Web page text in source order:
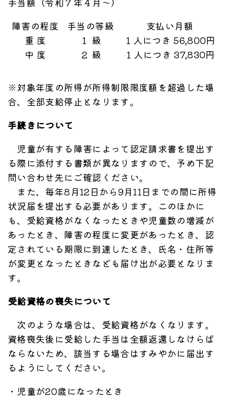
障害の程度
手当の等級
支払い月額
重 度
１ 級
１人につき 56,800円
中 度
２ 級 １人につき 37,830円
※対象年度の所得が所得制限限度額を超過した場
合、全部支給停止となります。
手続きについて
児童が有する障害によって認定請求書を提出す
る際に添付する書類が異なりますので、予め下記
問い合わせ先にご確認ください。
また、毎年8月12日から9月11日までの間に所得
状況届を提出する必要があります。このほかに
も、受給資格がなくなったときや児童数の増減が
あったとき、障害の程度に変更があったとき、認
定されている期限に到達したとき、氏名・住所等
が変更となったときなども届け出が必要となりま
す。
受給資格の喪失について
次のような場合は、受給資格がなくなります。
資格喪失後に受給した手当は全額返還しなけらば
ならないため、該当する場合はすみやかに届出す
るようにしてください。
・児童が20歳になったとき